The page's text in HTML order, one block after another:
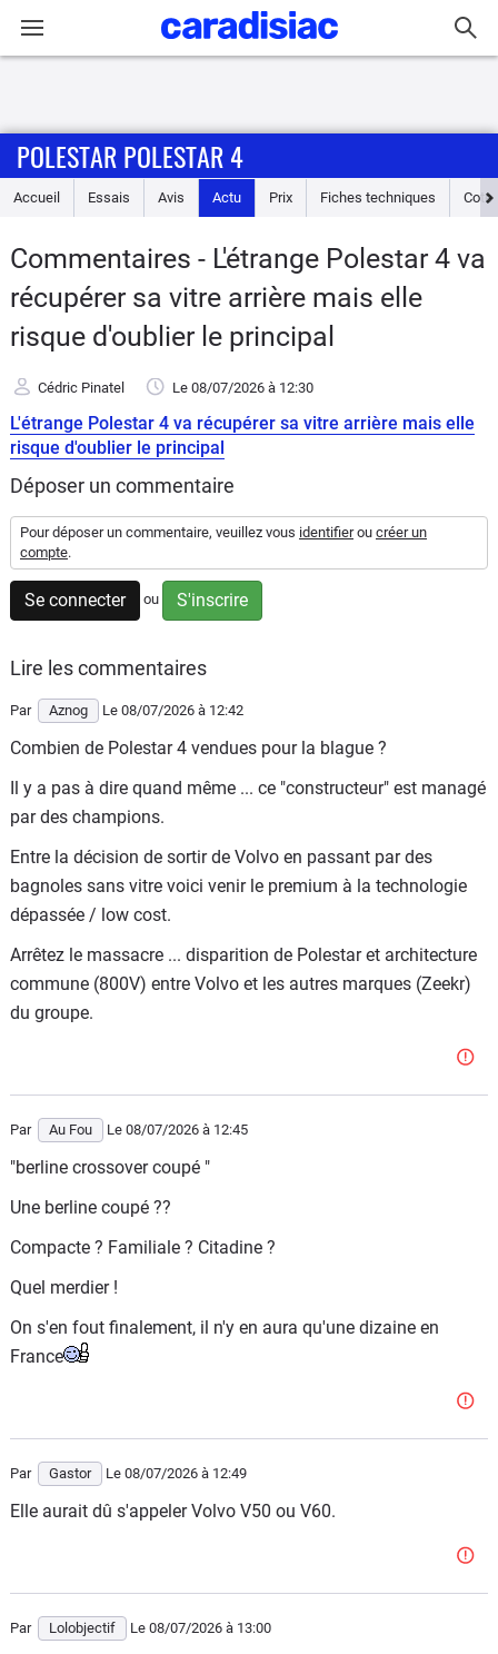
Accueil
Essais
Guide
d'achat
Electriques
Flottes
Auto
Services
Forum
Moto
Marques
POLESTAR POLESTAR 4
Accueil Essais Avis Actu Prix Fiches techniques Cote
Commentaires - L'étrange Polestar 4 va
récupérer sa vitre arrière mais elle
risque d'oublier le principal
Cédric Pinatel Le 08/07/2026 à 12:30
L'étrange Polestar 4 va récupérer sa vitre arrière mais elle
risque d'oublier le principal
Déposer un commentaire
Pour déposer un commentaire, veuillez vous identifierou créer un
compte.
Se connecter ou S'inscrire
Lire les commentaires
Par Aznog Le 08/07/2026 à 12:42
Combien de Polestar 4 vendues pour la blague ?
Il y a pas à dire quand même ... ce "constructeur" est managé
par des champions.
Entre la décision de sortir de Volvo en passant par des
bagnoles sans vitre voici venir le premium à la technologie
dépassée / low cost.
Arrêtez le massacre ... disparition de Polestar et architecture
commune (800V) entre Volvo et les autres marques (Zeekr)
du groupe.
Par Au Fou Le 08/07/2026 à 12:45
"berline crossover coupé "
Une berline coupé ??
Compacte ? Familiale ? Citadine ?
Quel merdier !
On s'en fout finalement, il n'y en aura qu'une dizaine en
France
Par Gastor Le 08/07/2026 à 12:49
Elle aurait dû s'appeler Volvo V50 ou V60.
Par Lolobjectif Le 08/07/2026 à 13:00